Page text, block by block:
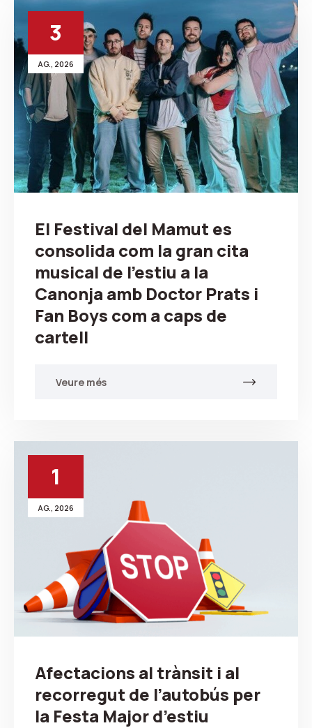
3
AG., 2026
El Festival del Mamut es
consolida com la gran cita
musical de l’estiu a la
Canonja amb Doctor Prats i
Fan Boys com a caps de
cartell
Veure més
1
AG., 2026
Afectacions al trànsit i al
recorregut de l’autobús per
la Festa Major d’estiu